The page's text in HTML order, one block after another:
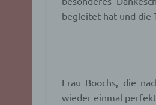
begleitet hat und die
Frau Boochs, die
wieder einmal